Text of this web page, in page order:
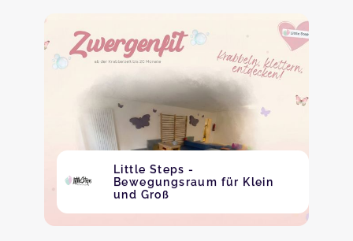
Little Steps -
Bewegungsraum für Klein
und Groß